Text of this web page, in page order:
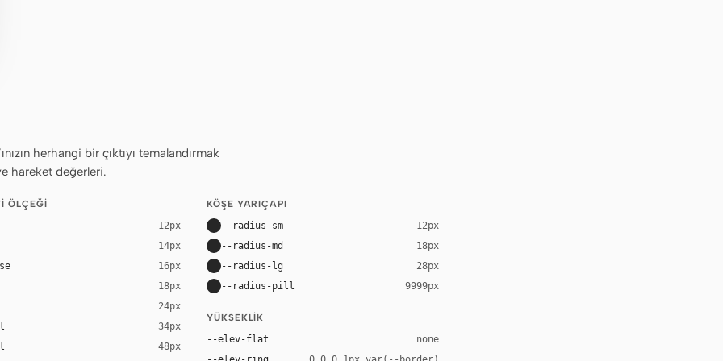
herhangi bir çıktıyı temalandırmak
hareket değerleri.
ÖLÇEĞI
12px
14px
16px
18px
24px
34px
48px
KÖŞE YARIÇAPI
--radius-sm 12px
--radius-md 18px
--radius-lg 28px
--radius-pill 9999px
YÜKSEKLIK
--elev-flat none